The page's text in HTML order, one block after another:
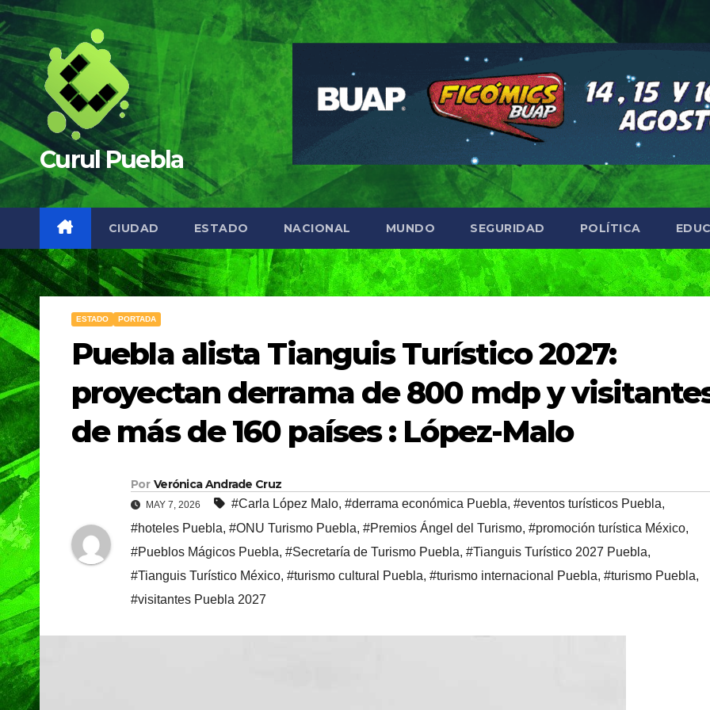
Saltar
al
contenido
Curul Puebla
CIUDAD ESTADO NACIONAL MUNDO SEGURIDAD POLÍTICA
ESTADO PORTADA
Puebla alista Tianguis Turístico 2027:
proyectan derrama de 800 mdp y
de más de 160 países : López-Malo
Por Verónica Andrade Cruz
MAY 7, 2026 #Carla López Malo, #derrama económica Puebla, #eventos turísticos Puebla,
#hoteles Puebla, #ONU Turismo Puebla, #Premios Ángel del Turismo, #promoción turística México,
#Pueblos Mágicos Puebla, #Secretaría de Turismo Puebla, #Tianguis Turístico 2027 Puebla,
#Tianguis Turístico México, #turismo cultural Puebla, #turismo internacional Puebla, #turismo Puebla,
#visitantes Puebla 2027